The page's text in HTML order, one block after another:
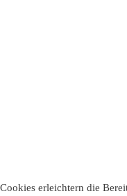
Cookies erleichtern die